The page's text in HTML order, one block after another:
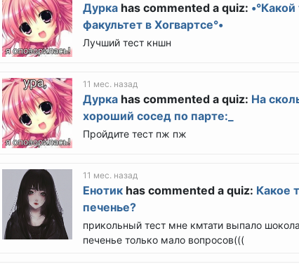
Дурка has commented a quiz: •°Какой
факультет в Хогвартсе°•
Лучший тест кншн
11 мес. назад
Дурка has commented a quiz: На
хороший сосед по парте:_
Пройдите тест пж пж
11 мес. назад
Енотик has commented a quiz: Какое
печенье?
прикольный тест мне кмтати выпало
печенье только мало вопросов(((